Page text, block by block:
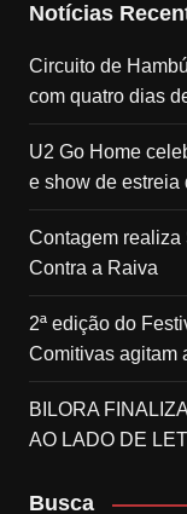
Notícias
Circuito de
com quatro dias
U2 Go Home
e show de estreia
Contagem realiza
Contra a Raiva
2ª edição do
Comitivas agitam
BILORA
AO LADO DE
Busca